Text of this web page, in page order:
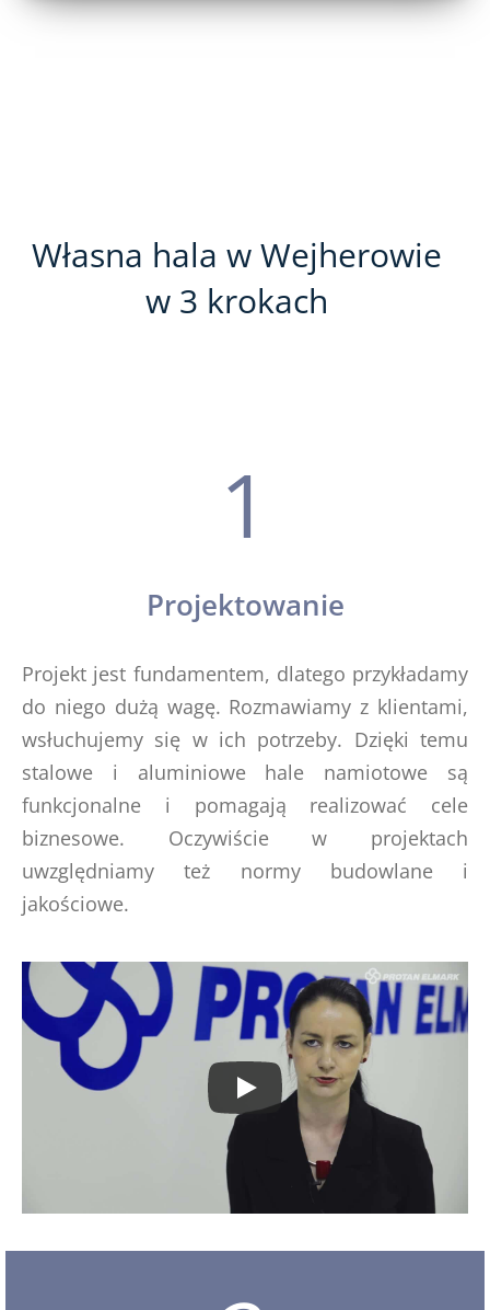
Własna hala w Wejherowie
w 3 krokach
1
Projektowanie
Projekt jest fundamentem, dlatego przykładamy
do niego dużą wagę. Rozmawiamy z klientami,
wsłuchujemy się w ich potrzeby. Dzięki temu
stalowe i aluminiowe hale namiotowe są
funkcjonalne i pomagają realizować cele
biznesowe. Oczywiście w projektach
uwzględniamy też normy budowlane i
jakościowe.